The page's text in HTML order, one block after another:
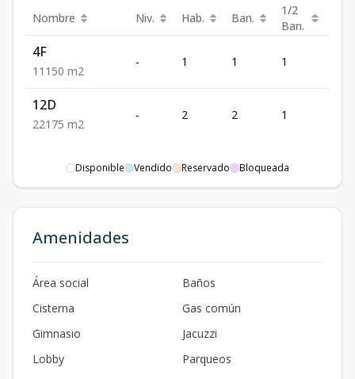
Nombre Niv. Hab. Ban.
1/2
Ban.
4F
1 1 1 50 m2
- 1 1 1
12D
221 75 m2
- 2 2 1
Disponible Vendido Reservado Bloqueada
Amenidades
Área social
Baños
Cisterna
Gas común
Gimnasio
Jacuzzi
Lobby
Parqueos